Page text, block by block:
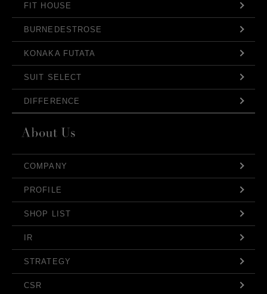
FIT HOUSE
BURNEDESTROSE
KONAKA FUTATA
SUIT SELECT
DIFFERENCE
COMPANY
PROFILE
SHOP LIST
IR
STRATEGY
CSR